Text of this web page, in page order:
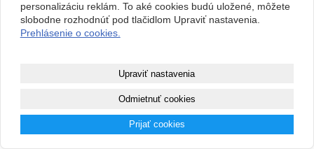
personalizáciu reklám. To aké cookies budú uložené, môžete
slobodne rozhodnúť pod tlačidlom Upraviť nastavenia.
Prehlásenie o cookies.
Upraviť nastavenia
Odmietnuť cookies
Prijať cookies